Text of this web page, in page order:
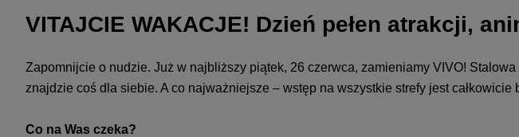
VITAJCIE WAKACJE! Dzień pełen atrakcji,
Zapomnijcie o nudzie. Już w najbliższy piątek, 26 czerwca, zamieniamy VIVO!
znajdzie coś dla siebie. A co najważniejsze – wstęp na wszystkie strefy jest całkowicie
Co na Was czeka?